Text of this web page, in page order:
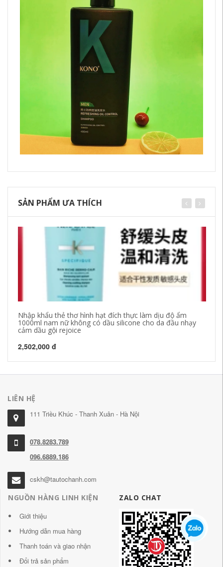
SẢN PHẨM ƯA THÍCH
Nhập khẩu thẻ thơ hình hạt đích thực làm dịu độ ẩm
1000ml nam nữ không có dầu silicone cho da đầu nhạy
cảm dầu gội rejoice
2,502,000 đ
LIÊN HỆ
111 Triều Khúc - Thanh Xuân - Hà Nội
078.8283.789
096.6889.186
cskh@tautochanh.com
NGUỒN HÀNG LINH KIỆN
Giới thiệu
Hướng dẫn mua hàng
Thanh toán và giao nhận
Đổi trả sản phẩm
ZALO CHAT